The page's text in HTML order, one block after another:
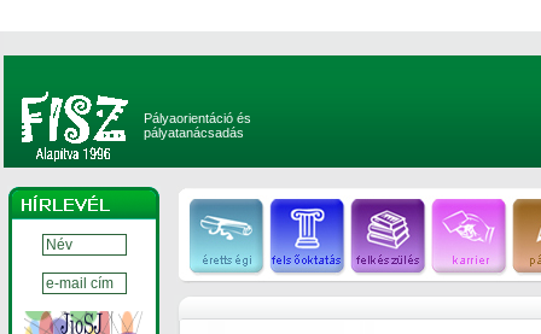
Pályaorientáció és
pályatanácsadás